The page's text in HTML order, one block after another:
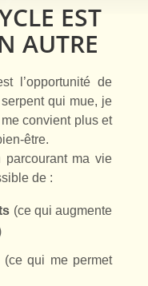
EST
AUTRE
l’opportunité de
qui mue, je
convient plus et
être.
parcourant ma vie
de :
(ce qui augmente
qui me permet